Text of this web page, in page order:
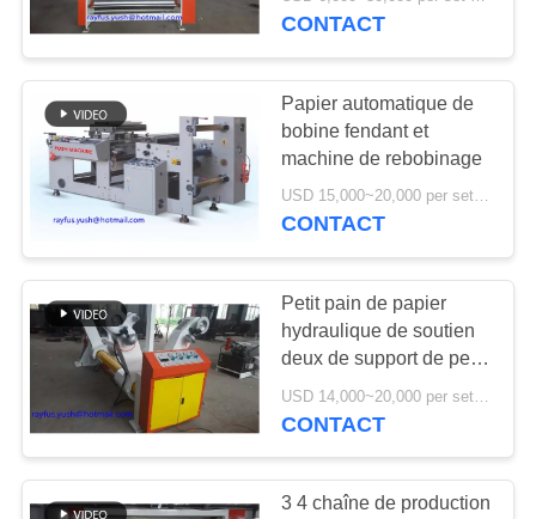
CONTRÔLE
DE
QUALITÉ
CONTACTEZ-
NOUS
NOUVELLES
DEMANDEZ
UNE
CITATION
CONTACT
Papier automatique de
bobine fendant et
machine de rebobinage
USD 15,000~20,000 per set MOQ:1 ensemble
CONTACT
Petit pain de papier
hydraulique de soutien
deux de support de petit
pain de Shaftless une
garantie d'an
CONTACT
3 4 chaîne de production